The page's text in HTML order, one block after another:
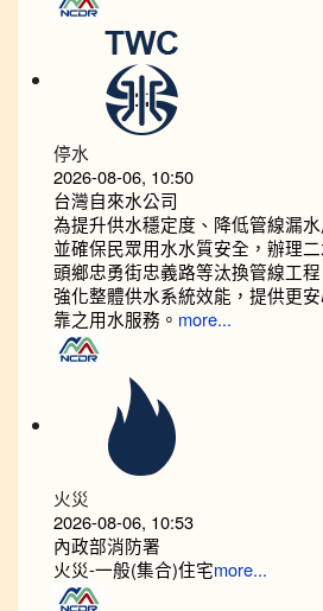
停水
2026-08-06, 10:50
台灣自來水公司
為提升供水穩定度、降低管線漏
並確保民眾用水水質安全，辦理
頭鄉忠勇街忠義路等汰換管線工
強化整體供水系統效能，提供更
靠之用水服務。 more...
火災
2026-08-06, 10:53
內政部消防署
火災-一般(集合)住宅more...